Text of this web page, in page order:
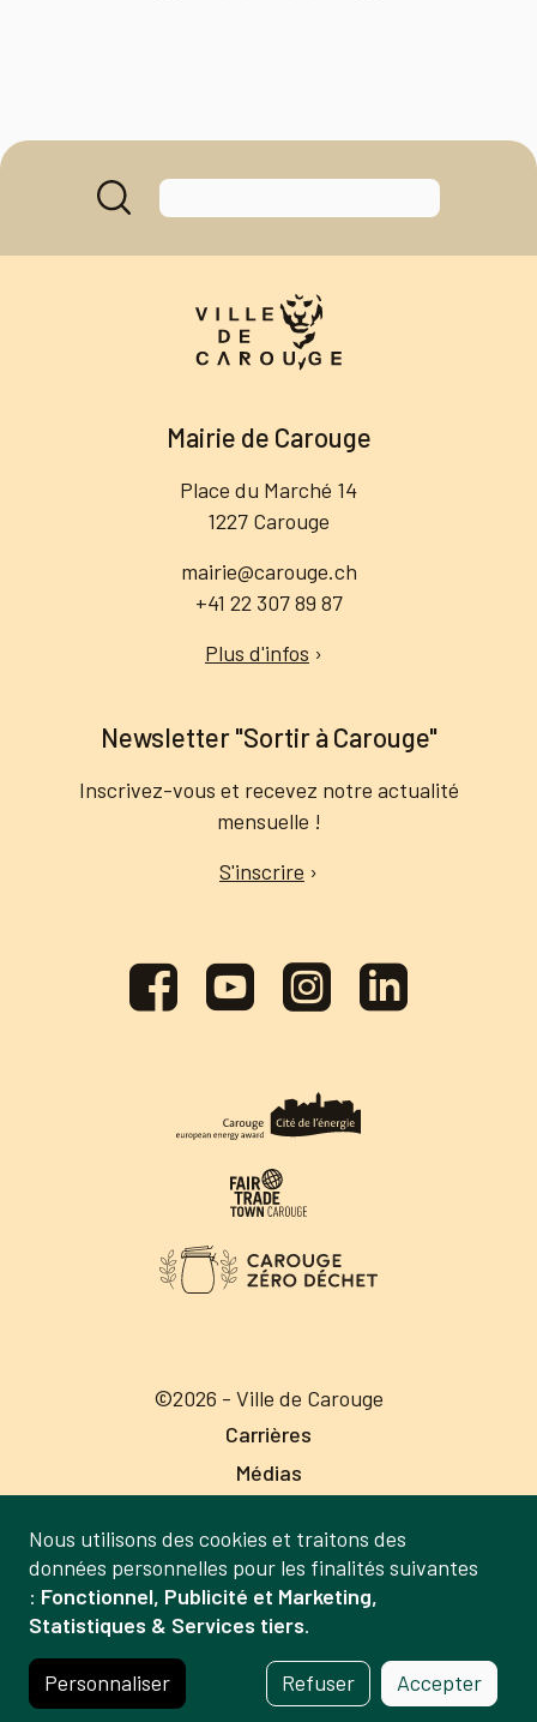
Mairie de Carouge
Place du Marché 14
1227 Carouge
mairie@carouge.ch
+41 22 307 89 87
Plus d'infos ›
Newsletter "Sortir à Carouge"
Inscrivez-vous et recevez notre actualité
mensuelle !
S'inscrire ›
©2026 - Ville de Carouge
Carrières
Médias
Labels
Mentions légales
Politique de confidentialité
Crédits
Gestion
des
données
et
Nous utilisons des cookies et traitons des
données personnelles pour les finalités suivantes
: Fonctionnel, Publicité et Marketing,
Statistiques & Services tiers.
Personnaliser Refuser Accepter